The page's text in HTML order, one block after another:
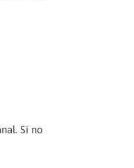
Si no